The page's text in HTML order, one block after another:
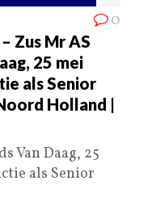
0
Zus Mr AS
25 mei
als Senior
Holland |
Van Daag, 25
als Senior